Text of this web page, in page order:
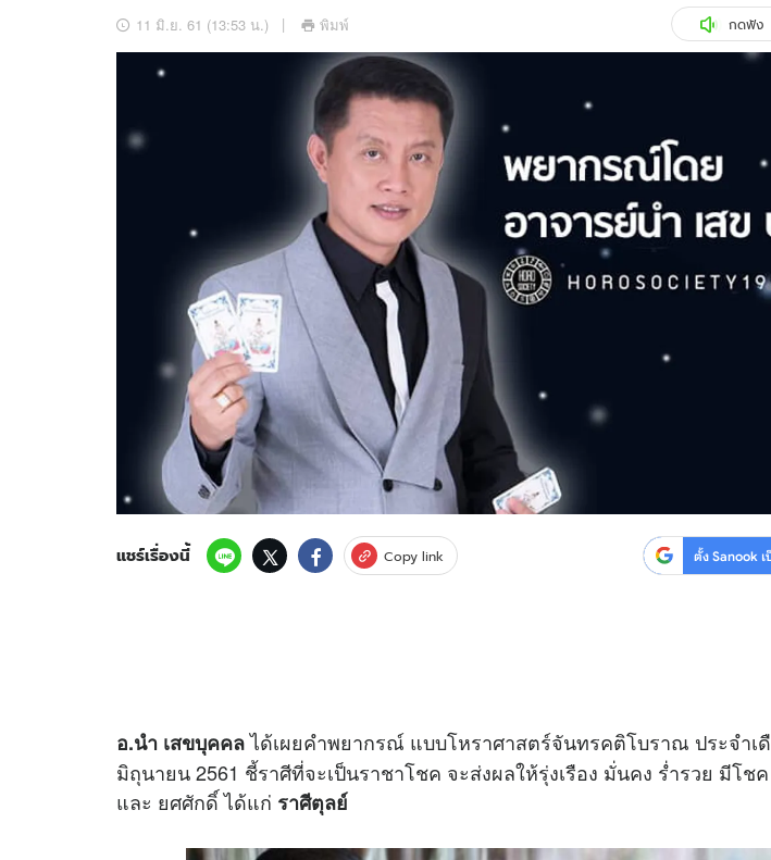
อัปเดตจีน
เช็กข่าวชัวร์
สุขภาพ
เที่ยว-กิน
Sanook Choice
ดาวน์โหลดสนุกแอปฟรี ติดตามสนุกโซเชียลได้ที่
สงวนลิขสิทธิ์ ©2569บริษัท อิมเมจ ฟิวเจอร์ (ประเทศไทย) จำกัด
11 มิ.ย. 61 (13:53 น.) พิมพ์ กดฟัง
แชร์เรื่องนี้ Copy link ตั้ง Sanook เ
อ.นำ เสขบุคคลได้เผยคำพยากรณ์ แบบโหราศาสตร์จันทรคติโบราณ ประจำเ
มิถุนายน 2561 ชี้ราศีที่จะเป็นราชาโชค จะส่งผลให้รุ่งเรือง มั่นคง ร่ำรวย มีโช
และ ยศศักดิ์ ได้แก่ ราศีตุลย์